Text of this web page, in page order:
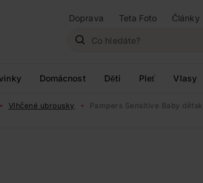
Doprava Teta Foto Články
Domácnost Děti Pleť Vlasy
Vlhčené ubrousky Pampers Sensitive Baby